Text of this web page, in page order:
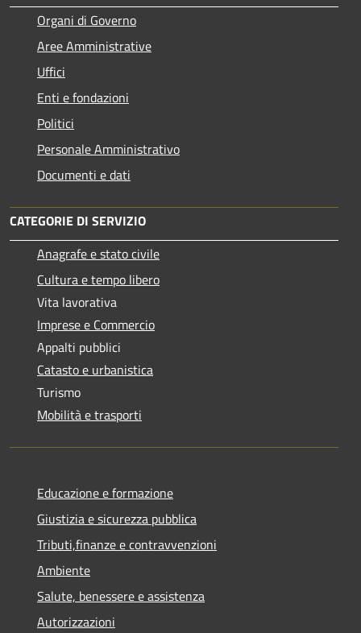
Organi di Governo
Aree Amministrative
Uffici
Enti e fondazioni
Politici
Personale Amministrativo
Documenti e dati
CATEGORIE DI SERVIZIO
Anagrafe e stato civile
Cultura e tempo libero
Vita lavorativa
Imprese e Commercio
Appalti pubblici
Catasto e urbanistica
Turismo
Mobilità e trasporti
Educazione e formazione
Giustizia e sicurezza pubblica
Tributi,finanze e contravvenzioni
Ambiente
Salute, benessere e assistenza
Autorizzazioni